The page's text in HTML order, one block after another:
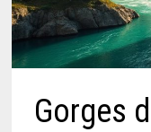
Gorges